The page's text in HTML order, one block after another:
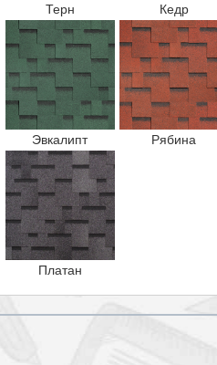
Терн Кедр
Эвкалипт Рябина
Платан